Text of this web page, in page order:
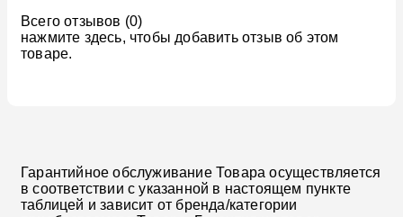
Всего отзывов (0)
нажмите здесь, чтобы добавить отзыв об этом
товаре.
Гарантийное обслуживание Товара осуществляется
в соответствии с указанной в настоящем пункте
таблицей и зависит от бренда/категории